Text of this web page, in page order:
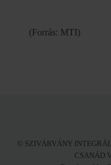
(Forrás: MTI)
© SZIVÁRVÁNY
CSANÁD